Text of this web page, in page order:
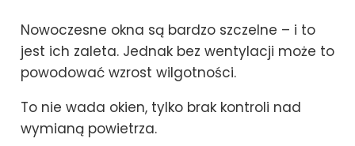
Nowoczesne okna są bardzo szczelne – i to
jest ich zaleta. Jednak bez wentylacji może to
powodować wzrost wilgotności.
To nie wada okien, tylko brak kontroli nad
wymianą powietrza.